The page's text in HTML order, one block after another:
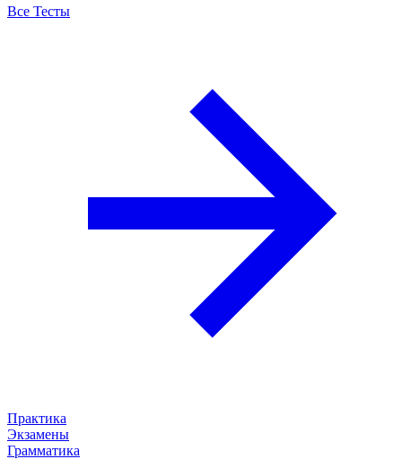
Все Тесты
Практика
Экзамены
Грамматика